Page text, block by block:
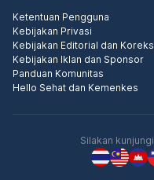
Ketentuan Pengguna
Kebijakan Privasi
Kebijakan Editorial dan
Kebijakan Iklan dan Sponsor
Panduan Komunitas
Hello Sehat dan Kemenkes
Silakan